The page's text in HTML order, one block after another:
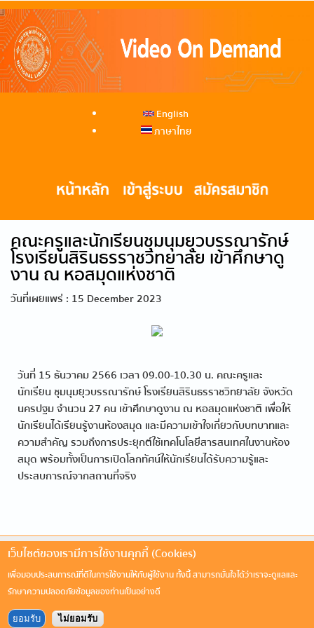
English
ภาษาไทย
คณะครูและนักเรียนชุมนุมยุวบรรณารักษ์
โรงเรียนสิรินธรราชวิทยาลัย เข้าศึกษาดู
งาน ณ หอสมุดแห่งชาติ
วันที่เผยแพร่ : 15 December 2023
วันที่ 15 ธันวาคม 2566 เวลา 09.00-10.30 น. คณะครูและ
นักเรียน ชุมนุมยุวบรรณารักษ์ โรงเรียนสิรินธรราชวิทยาลัย จังหวัด
นครปฐม จำนวน 27 คน เข้าศึกษาดูงาน ณ หอสมุดแห่งชาติ เพื่อให้
นักเรียนได้เรียนรู้งานห้องสมุด และมีความเข้าใจเกี่ยวกับบทบาทและ
ความสำคัญ รวมถึงการประยุกต์ใช้เทคโนโลยีสารสนเทศในงานห้อง
สมุด พร้อมทั้งเป็นการเปิดโลกทัศน์ให้นักเรียนได้รับความรู้และ
ประสบการณ์จากสถานที่จริง
เว็บไซต์ของเรามีการใช้งานคุกกี้ (Cookies)
เพื่อมอบประสบการณ์ที่ดีในการใช้งานให้กับผู้ใช้งาน ทั้งนี้ สามารถมั่นใจได้ว่าเราจะดูแลและ
รักษาความปลอดภัยข้อมูลของท่านเป็นอย่างดี
ยอมรับ ไม่ยอมรับ